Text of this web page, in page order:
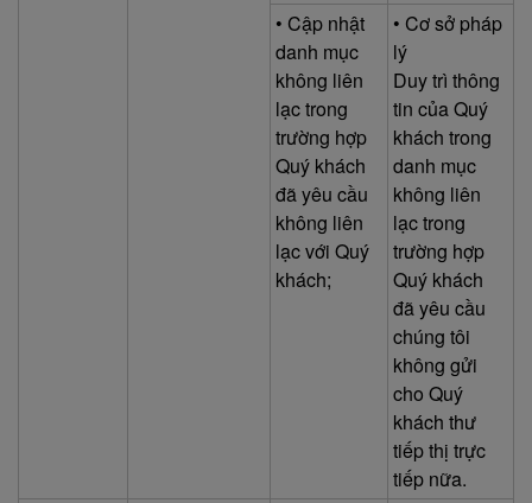
• Cập nhật
danh mục
không liên
lạc trong
trường hợp
Quý khách
đã yêu cầu
không liên
lạc với Quý
khách;
• Cơ sở pháp
lý
Duy trì thông
tin của Quý
khách trong
danh mục
không liên
lạc trong
trường hợp
Quý khách
đã yêu cầu
chúng tôi
không gửi
cho Quý
khách thư
tiếp thị trực
tiếp nữa.